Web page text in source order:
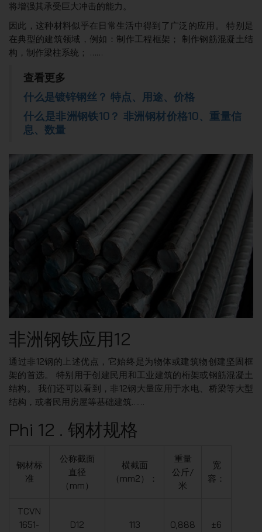
将增强其承受巨大冲击的能力。
因此，这种材料似乎在日常生活中得到了广泛的应用。 特别是
在典型的建筑领域，例如：制作工程框架； 制作钢筋混凝土结
构，制作梁柱系统； ……
查看更多
什么是镀锌钢丝？ 特点、用途、价格
什么是非洲钢铁10？ 非洲钢材价格10、重量信
息、数量
非洲钢铁应用12
通过非12钢的上述优点，它始终是为物体或建筑物创建坚固框
架的首选。 特别用于创建民用和工业建筑的桁架或钢筋混凝土
结构。 我们还可以看到，非12钢大量应用于水电、桥梁等大型
结构，或者民用房屋等基础建筑……
Phi 12 . 钢材规格
钢材标
准
公称截面
直径
（mm）
横截面
（mm2）：
重量
公斤/
米
宽
容：
TCVN
1651-
D12 113 0,888 ±6